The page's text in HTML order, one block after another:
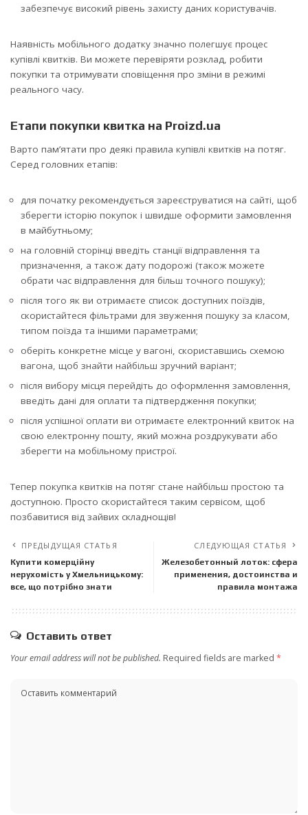
забезпечує високий рівень захисту даних користувачів.
Наявність мобільного додатку значно полегшує процес
купівлі квитків. Ви можете перевіряти розклад, робити
покупки та отримувати сповіщення про зміни в режимі
реального часу.
Етапи покупки квитка на Proizd.ua
Варто пам’ятати про деякі правила купівлі квитків на потяг.
Серед головних етапів:
для початку рекомендується зареєструватися на сайті, щоб
зберегти історію покупок і швидше оформити замовлення
в майбутньому;
на головній сторінці введіть станції відправлення та
призначення, а також дату подорожі (також можете
обрати час відправлення для більш точного пошуку);
після того як ви отримаєте список доступних поїздів,
скористайтеся фільтрами для звуження пошуку за класом,
типом поїзда та іншими параметрами;
оберіть конкретне місце у вагоні, скориставшись схемою
вагона, щоб знайти найбільш зручний варіант;
після вибору місця перейдіть до оформлення замовлення,
введіть дані для оплати та підтвердження покупки;
після успішної оплати ви отримаєте електронний квиток на
свою електронну пошту, який можна роздрукувати або
зберегти на мобільному пристрої.
Тепер покупка квитків на потяг стане найбільш простою та
доступною. Просто скористайтеся таким сервісом, щоб
позбавитися від зайвих складнощів!
ПРЕДЫДУЩАЯ СТАТЬЯ
Купити комерційну
нерухомість у Хмельницькому:
все, що потрібно знати
СЛЕДУЮЩАЯ СТАТЬЯ
Железобетонный лоток: сфера
применения, достоинства и
правила монтажа
Оставить ответ
Your email address will not be published. Required fields are marked *